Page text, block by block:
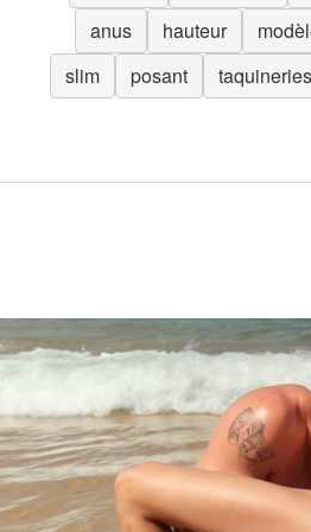
anus
hauteur
slim
posant taquineries